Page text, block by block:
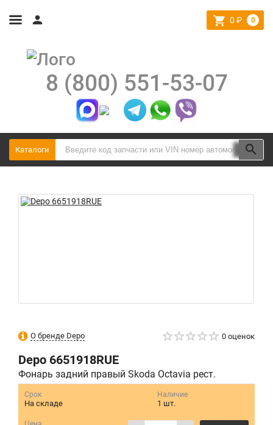
0 ₽ 0
8 (800) 551-53-07
Каталоги
О бренде Depo 0 оценок
Depo 6651918RUE
Фонарь задний правый Skoda Octavia рест.
Срок
На складе
Наличие
1 шт.